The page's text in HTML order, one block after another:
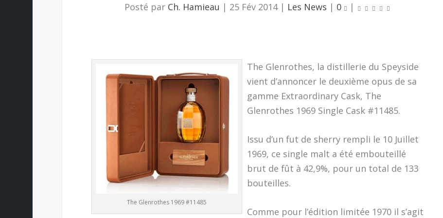
Posté par Ch. Hamieau | 25 Fév 2014| Les News | 0 |
The Glenrothes 1969 #11485
The Glenrothes, la distillerie du Speyside
vient d’annoncer le deuxième opus de sa
gamme Extraordinary Cask, The
Glenrothes 1969 Single Cask #11485.
Issu d’un fut de sherry rempli le 10 Juillet
1969, ce single malt a été embouteillé
brut de fût à 42,9%, pour un total de 133
bouteilles.
Comme pour l’édition limitée 1970 il s’agit